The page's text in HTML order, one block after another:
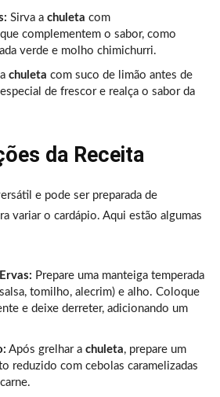
Sirva a chuleta com
complementem o sabor, como
verde e molho chimichurri.
chuleta com suco de limão antes de
de frescor e realça o sabor da
da Receita
e pode ser preparada de
variar o cardápio. Aqui estão algumas
Prepare uma manteiga temperada
tomilho, alecrim) e alho. Coloque
e deixe derreter, adicionando um
Após grelhar a chuleta, prepare um
reduzido com cebolas caramelizadas